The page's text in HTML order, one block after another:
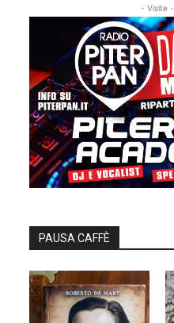
- Visite -
PAUSA CAFFÈ